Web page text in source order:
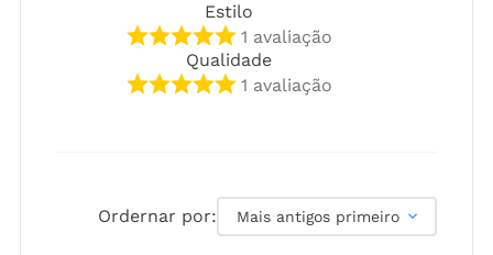
Estilo
1 avaliação
Qualidade
1 avaliação
Ordernar por: Mais antigos primeiro